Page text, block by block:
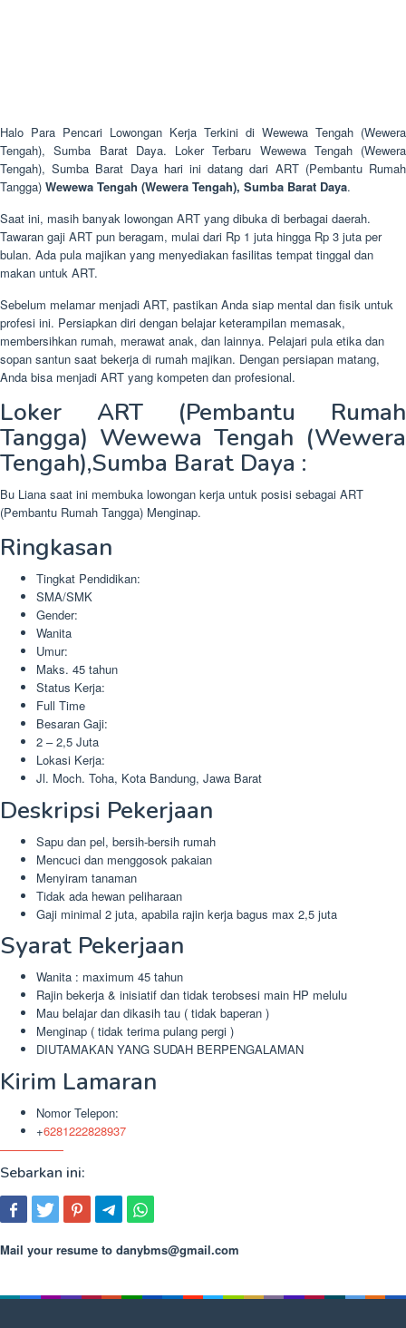
Halo Para Pencari Lowongan Kerja Terkini di Wewewa Tengah (Wewera
Tengah), Sumba Barat Daya. Loker Terbaru Wewewa Tengah (Wewera
Tengah), Sumba Barat Daya hari ini datang dari ART (Pembantu Rumah
Tangga) Wewewa Tengah (Wewera Tengah), Sumba Barat Daya.
Saat ini, masih banyak lowongan ART yang dibuka di berbagai daerah.
Tawaran gaji ART pun beragam, mulai dari Rp 1 juta hingga Rp 3 juta per
bulan. Ada pula majikan yang menyediakan fasilitas tempat tinggal dan
makan untuk ART.
Sebelum melamar menjadi ART, pastikan Anda siap mental dan fisik untuk
profesi ini. Persiapkan diri dengan belajar keterampilan memasak,
membersihkan rumah, merawat anak, dan lainnya. Pelajari pula etika dan
sopan santun saat bekerja di rumah majikan. Dengan persiapan matang,
Anda bisa menjadi ART yang kompeten dan profesional.
Loker ART (Pembantu Rumah
Tangga) Wewewa Tengah (Wewera
Tengah),Sumba Barat Daya :
Bu Liana saat ini membuka lowongan kerja untuk posisi sebagai ART
(Pembantu Rumah Tangga) Menginap.
Ringkasan
Tingkat Pendidikan:
SMA/SMK
Gender:
Wanita
Umur:
Maks. 45 tahun
Status Kerja:
Full Time
Besaran Gaji:
2 – 2,5 Juta
Lokasi Kerja:
Jl. Moch. Toha, Kota Bandung, Jawa Barat
Deskripsi Pekerjaan
Sapu dan pel, bersih-bersih rumah
Mencuci dan menggosok pakaian
Menyiram tanaman
Tidak ada hewan peliharaan
Gaji minimal 2 juta, apabila rajin kerja bagus max 2,5 juta
Syarat Pekerjaan
Wanita : maximum 45 tahun
Rajin bekerja & inisiatif dan tidak terobsesi main HP melulu
Mau belajar dan dikasih tau ( tidak baperan )
Menginap ( tidak terima pulang pergi )
DIUTAMAKAN YANG SUDAH BERPENGALAMAN
Kirim Lamaran
Nomor Telepon:
+6281222828937
Sebarkan ini:
Mail your resume to danybms@gmail.com